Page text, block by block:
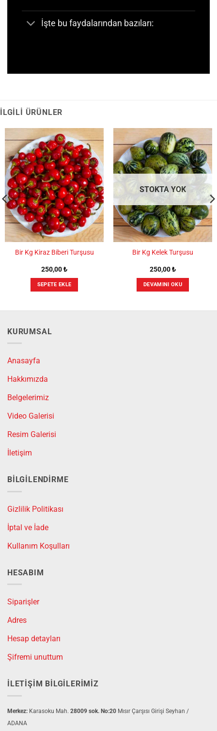
İşte bu faydalarından bazıları:
İLGILI ÜRÜNLER
Bir Kg Kiraz Biberi Turşusu
250,00₺
SEPETE EKLE
STOKTA YOK
Bir Kg Kelek Turşusu
250,00₺
DEVAMINI OKU
KURUMSAL
Anasayfa
Hakkımızda
Belgelerimiz
Video Galerisi
Resim Galerisi
İletişim
BILGILENDIRME
Gizlilik Politikası
İptal ve İade
Kullanım Koşulları
HESABIM
Siparişler
Adres
Hesap detayları
Şifremi unuttum
İLETIŞIM BILGILERIMIZ
Merkez: Karasoku Mah. 28009 sok. No:20 Mısır Çarşısı Girişi Seyhan /
ADANA